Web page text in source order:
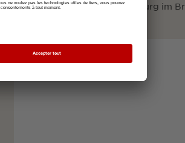
79098 Freiburg im